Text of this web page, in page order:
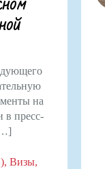
на
в пресс-
Визы